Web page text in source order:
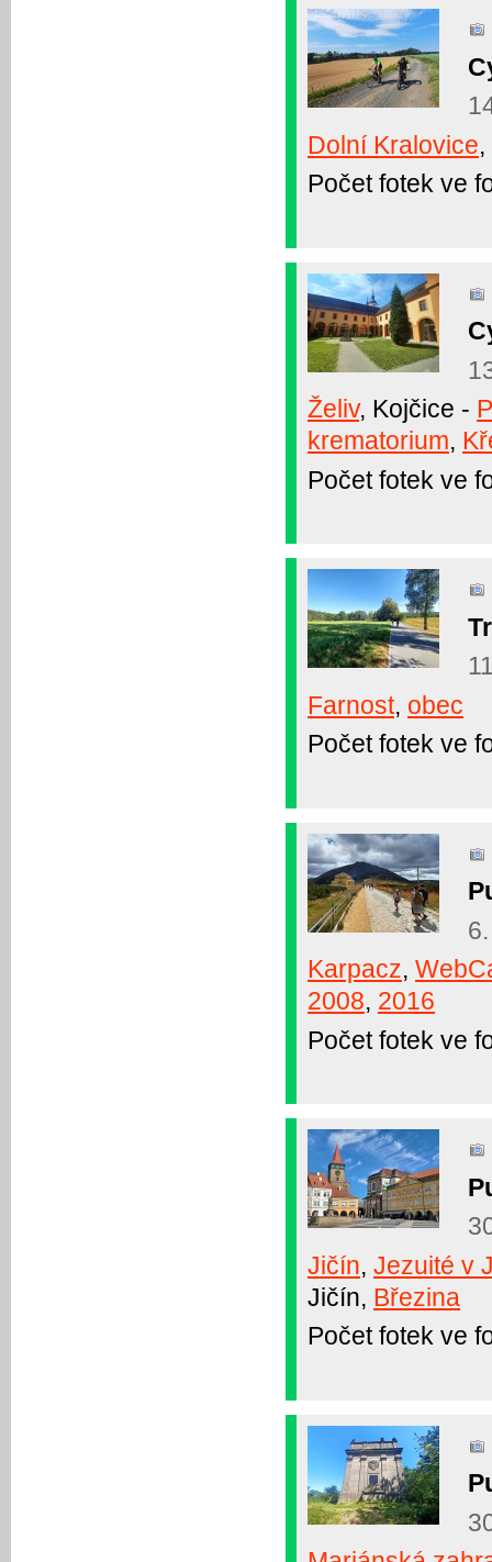
Dolní Kralovice
Počet fotek ve
Želiv, Kojčice -
krematorium,
Počet fotek ve
Farnost, obec
Počet fotek ve
Karpacz,
2008, 2016
Počet fotek ve
Jičín, Jezuité v
Jičín, Březina
Počet fotek ve